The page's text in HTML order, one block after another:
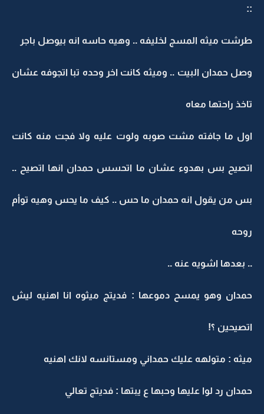
::
طرشت ميثه المسج لخليفه .. وهيه حاسه انه بيوصل باجر
وصل حمدان البيت .. وميثه كانت اخر وحده تبا اتجوفه عشان
تاخذ راحتها معاه
اول ما جافته مشت صوبه ولوت عليه ولا فجت منه كانت
اتصيح بس بهدوء عشان ما اتحسس حمدان انها اتصيح ..
بس من يقول انه حمدان ما حس .. كيف ما يحس وهيه توأم
روحه
.. بعدها اشويه عنه ..
حمدان وهو يمسح دموعها : فديتج ميثوه انا اهنيه ليش
اتصيحين ؟!
ميثه : متولهه عليك حمداني ومستانسه لانك اهنيه
حمدان رد لوا عليها وحبها ع يبتها : فديتج تعالي